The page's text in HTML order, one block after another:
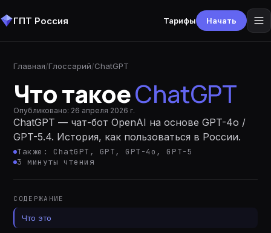
ГПТ Россия Тарифы Начать
Главная/Глоссарий/ChatGPT
Что такоеChatGPT
Опубликовано: 26 апреля 2026 г.
ChatGPT — чат-бот OpenAI на основе GPT-4o /
GPT-5.4. История, как пользоваться в России.
Также: ChatGPT, GPT, GPT-4o, GPT-5
3
минуты чтения
СОДЕРЖАНИЕ
Что это